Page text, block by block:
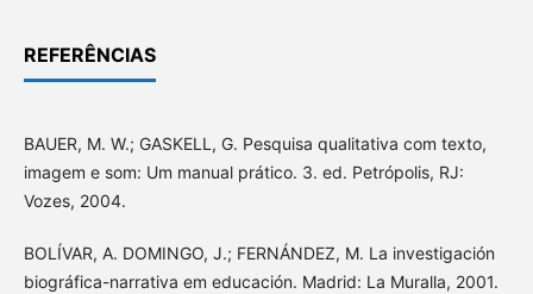
REFERÊNCIAS
BAUER, M. W.; GASKELL, G. Pesquisa qualitativa com texto,
imagem e som: Um manual prático. 3. ed. Petrópolis, RJ:
Vozes, 2004.
BOLÍVAR, A. DOMINGO, J.; FERNÁNDEZ, M. La investigación
biográfica-narrativa em educación. Madrid: La Muralla, 2001.